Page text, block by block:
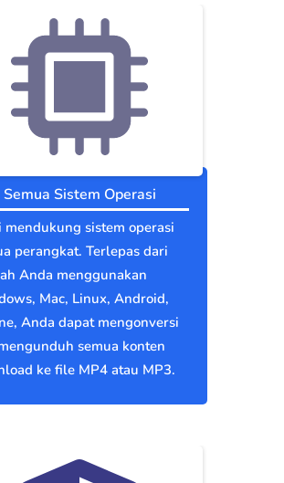
Semua Sistem Operasi
mendukung sistem operasi
perangkat. Terlepas dari
Anda menggunakan
Mac, Linux, Android,
Anda dapat mengonversi
semua konten
ke file MP4 atau MP3.